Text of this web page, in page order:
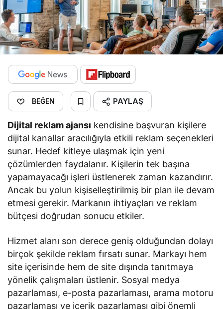
BEĞEN PAYLAŞ
Dijital reklam ajansı kendisine başvuran kişilere
dijital kanallar aracılığıyla etkili reklam seçenekleri
sunar. Hedef kitleye ulaşmak için yeni
çözümlerden faydalanır. Kişilerin tek başına
yapamayacağı işleri üstlenerek zaman kazandırır.
Ancak bu yolun kişiselleştirilmiş bir plan ile devam
etmesi gerekir. Markanın ihtiyaçları ve reklam
bütçesi doğrudan sonucu etkiler.
Hizmet alanı son derece geniş olduğundan dolayı
birçok şekilde reklam fırsatı sunar. Markayı hem
site içerisinde hem de site dışında tanıtmaya
yönelik çalışmaları üstlenir. Sosyal medya
pazarlaması, e-posta pazarlaması, arama motoru
pazarlaması ve içerik pazarlaması gibi önemli